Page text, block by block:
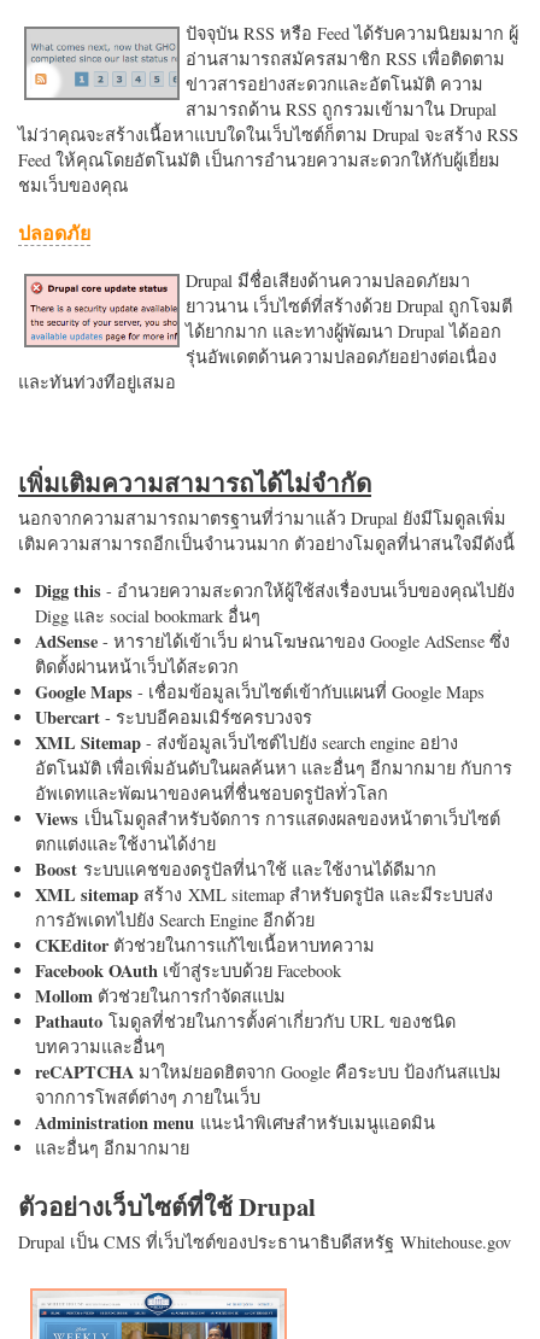
ปัจจุบัน RSS หรือ Feed ได้รับความนิยมมาก ผู้
อ่านสามารถสมัครสมาชิก RSS เพื่อติดตาม
ข่าวสารอย่างสะดวกและอัตโนมัติ ความ
สามารถด้าน RSS ถูกรวมเข้ามาใน Drupal
ไม่ว่าคุณจะสร้างเนื้อหาแบบใดในเว็บไซต์ก็ตาม Drupal จะสร้าง RSS
Feed ให้คุณโดยอัตโนมัติ เป็นการอำนวยความสะดวกใหักับผู้เยี่ยม
ชมเว็บของคุณ
ปลอดภัย
Drupal มีชื่อเสียงด้านความปลอดภัยมา
ยาวนาน เว็บไซต์ที่สร้างด้วย Drupal ถูกโจมตี
ได้ยากมาก และทางผู้พัฒนา Drupal ได้ออก
รุ่นอัพเดตด้านความปลอดภัยอย่างต่อเนื่อง
และทันท่วงทีอยู่เสมอ
เพิ่มเติมความสามารถได้ไม่จำกัด
นอกจากความสามารถมาตรฐานที่ว่ามาแล้ว Drupal ยังมีโมดูลเพิ่ม
เติมความสามารถอีกเป็นจำนวนมาก ตัวอย่างโมดูลที่น่าสนใจมีดังนี้
Digg this - อำนวยความสะดวกให้ผู้ใช้ส่งเรื่องบนเว็บของคุณไปยัง
Digg และ social bookmark อื่นๆ
AdSense - หารายได้เข้าเว็บ ผ่านโฆษณาของ Google AdSense ซึ่ง
ติดตั้งผ่านหน้าเว็บได้สะดวก
Google Maps - เชื่อมข้อมูลเว็บไซต์เข้ากับแผนที่ Google Maps
Ubercart - ระบบอีคอมเมิร์ซครบวงจร
XML Sitemap - ส่งข้อมูลเว็บไซต์ไปยัง search engine อย่าง
อัตโนมัติ เพื่อเพิ่มอันดับในผลค้นหา และอื่นๆ อีกมากมาย กับการ
อัพเดทและพัฒนาของคนที่ชื่นชอบดรูปัลทั่วโลก
Views เป็นโมดูลสำหรับจัดการ การแสดงผลของหน้าตาเว็บไซต์
ตกแต่งและใช้งานได้ง่าย
Boost ระบบแคชของดรูปัลที่น่าใช้ และใช้งานได้ดีมาก
XML sitemap สร้าง XML sitemap สำหรับดรูปัล และมีระบบส่ง
การอัพเดทไปยัง Search Engine อีกด้วย
CKEditorตัวช่วยในการแก้ไขเนื้อหาบทความ
Facebook OAuth เข้าสู่ระบบด้วย Facebook
Mollom ตัวช่วยในการกำจัดสแปม
Pathauto โมดูลที่ช่วยในการตั้งค่าเกี่ยวกับ URL ของชนิด
บทความและอื่นๆ
reCAPTCHA มาใหม่ยอดฮิตจาก Google คือระบบ ป้องกันสแปม
จากการโพสต์ต่างๆ ภายในเว็บ
Administration menu แนะนำพิเศษสำหรับเมนูแอดมิน
และอื่นๆ อีกมากมาย
ตัวอย่างเว็บไซต์ที่ใช้ Drupal
Drupal เป็น CMS ที่เว็บไซต์ของประธานาธิบดีสหรัฐ Whitehouse.gov